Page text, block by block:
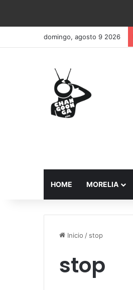
domingo, agosto 9 2026
HOME MORELIA
Inicio / stop
stop